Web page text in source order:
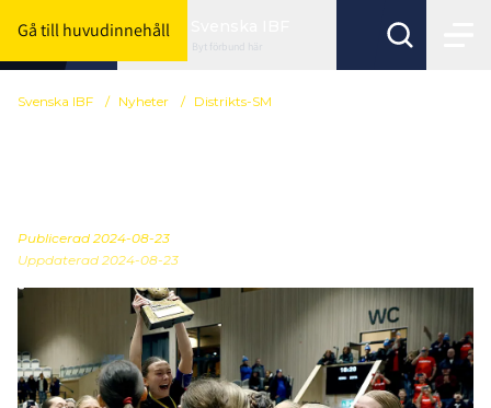
Gå till huvudinnehåll
Byt förbund här
Svenska IBF / Nyheter / Distrikts-SM
Publicerad 2024-08-23
Uppdaterad 2024-08-23